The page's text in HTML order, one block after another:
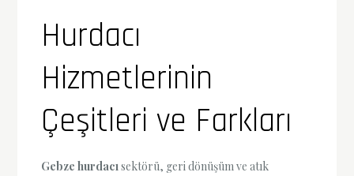
Hurdacı
Hizmetlerinin
Çeşitleri ve Farkları
Gebze hurdacısektörü, geri dönüşüm ve atık